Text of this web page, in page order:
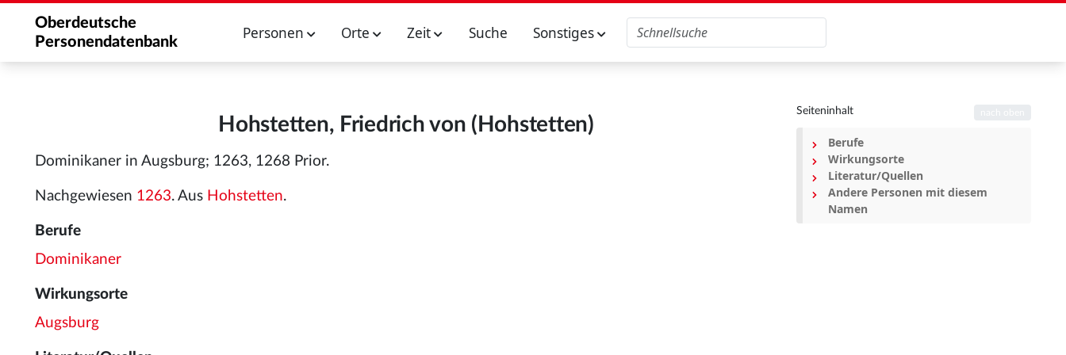
Oberdeutsche
Personendatenbank
Personen Orte Zeit Suche Sonstiges
Hohstetten, Friedrich von (Hohstetten)
Dominikaner in Augsburg; 1263, 1268 Prior.
Nachgewiesen 1263. Aus Hohstetten.
Berufe
Dominikaner
Wirkungsorte
Augsburg
Seiteninhalt
Berufe
Wirkungsorte
Literatur/Quellen
Andere Personen mit diesem
Namen